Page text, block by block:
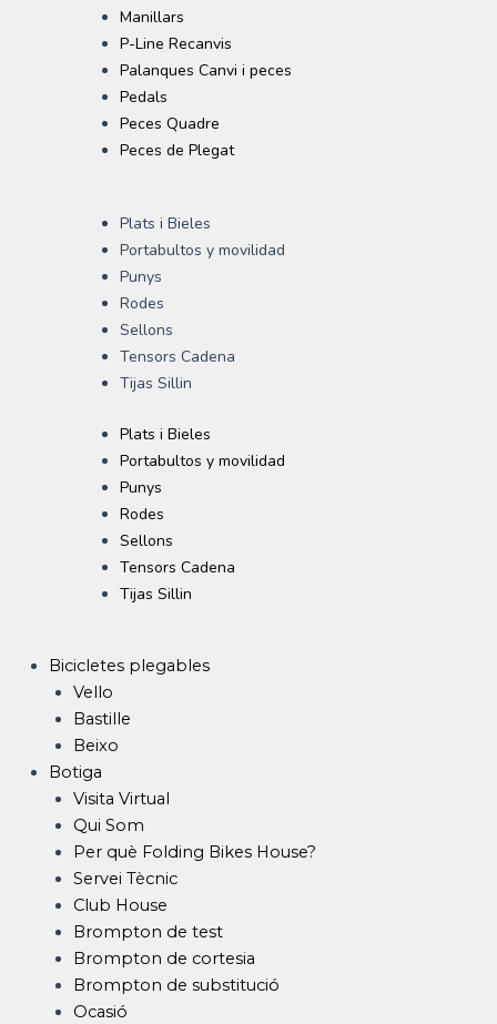
Manillars
P-Line Recanvis
Palanques Canvi i peces
Pedals
Peces Quadre
Peces de Plegat
Plats i Bieles
Portabultos y movilidad
Punys
Rodes
Sellons
Tensors Cadena
Tijas Sillin
Plats i Bieles
Portabultos y movilidad
Punys
Rodes
Sellons
Tensors Cadena
Tijas Sillin
Bicicletes plegables
Vello
Bastille
Beixo
Botiga
Visita Virtual
Qui Som
Per què Folding Bikes House?
Servei Tècnic
Club House
Brompton de test
Brompton de cortesia
Brompton de substitució
Ocasió